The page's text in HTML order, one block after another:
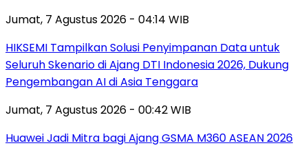
Jumat, 7 Agustus 2026 - 04:14 WIB
HIKSEMI Tampilkan Solusi Penyimpanan Data untuk
Seluruh Skenario di Ajang DTI Indonesia 2026, Dukung
Pengembangan AI di Asia Tenggara
Jumat, 7 Agustus 2026 - 00:42 WIB
Huawei Jadi Mitra bagi Ajang GSMA M360 ASEAN 2026